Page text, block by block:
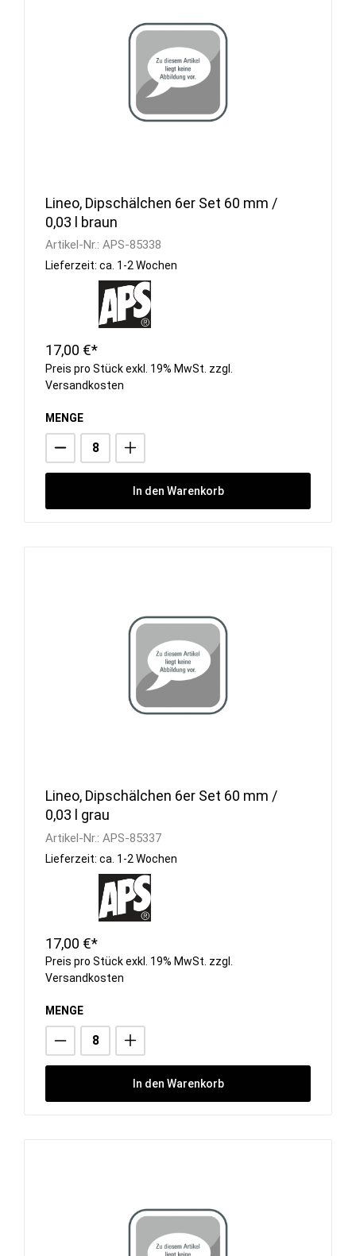
Lineo, Dipschälchen 6er Set 60 mm /
0,03 l braun
Artikel-Nr.: APS-85338
Lieferzeit: ca. 1-2 Wochen
17,00 €*
Preis pro Stück exkl. 19% MwSt. zzgl.
Versandkosten
MENGE
In den Warenkorb
Lineo, Dipschälchen 6er Set 60 mm /
0,03 l grau
Artikel-Nr.: APS-85337
Lieferzeit: ca. 1-2 Wochen
17,00 €*
Preis pro Stück exkl. 19% MwSt. zzgl.
Versandkosten
MENGE
In den Warenkorb